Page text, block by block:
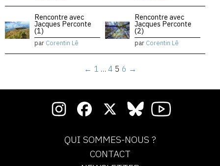
Rencontre avec
Jacques Perconte
(1)
par Corentin Lê
Rencontre avec
Jacques Perconte
(2)
par Corentin Lê
← 1 … 4 5 6 →
QUI SOMMES-NOUS ?
CONTACT